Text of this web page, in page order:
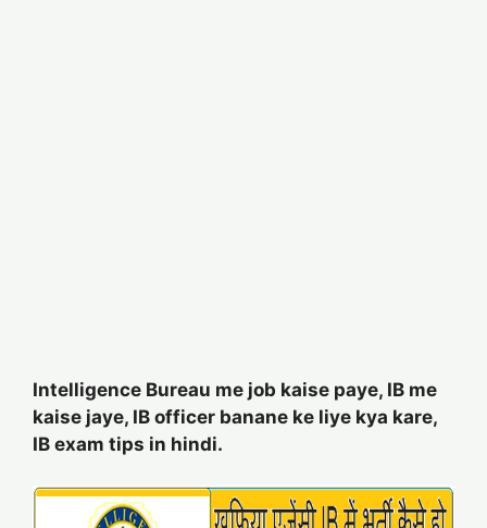
Intelligence Bureau me job kaise paye, IB me
kaise jaye, IB officer banane ke liye kya kare,
IB exam tips in hindi.